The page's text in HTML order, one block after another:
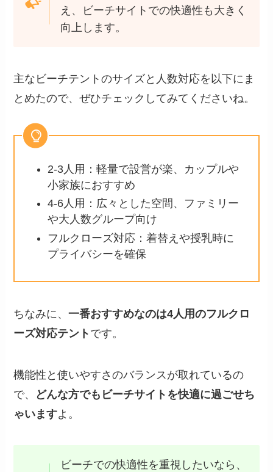
え、ビーチサイトでの快適性も大きく
向上します。
主なビーチテントのサイズと人数対応を以下にま
とめたので、ぜひチェックしてみてくださいね。
2-3人用：軽量で設営が楽、カップルや
小家族におすすめ
4-6人用：広々とした空間、ファミリー
や大人数グループ向け
フルクローズ対応：着替えや授乳時に
プライバシーを確保
ちなみに、一番おすすめなのは4人用のフルクロ
ーズ対応テント です。
機能性と使いやすさのバランスが取れているの
で、
どんな方でもビーチサイトを快適に過ごせち
ゃいますよ。
ビーチでの快適性を重視したいなら、